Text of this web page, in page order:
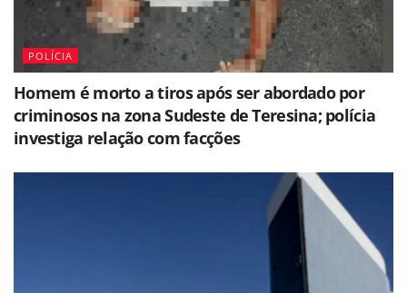
POLÍCIA
Homem é morto a tiros após ser abordado por
criminosos na zona Sudeste de Teresina; polícia
investiga relação com facções